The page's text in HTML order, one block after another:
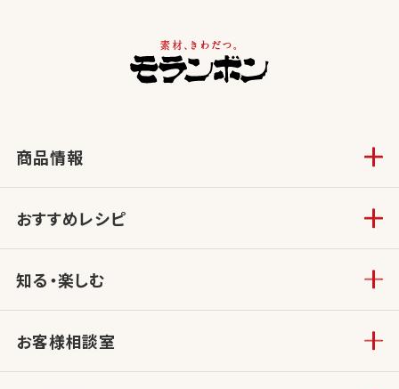
商品情報
おすすめレシピ
知る・楽しむ
お客様相談室